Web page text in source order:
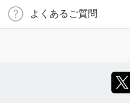
よくあるご質問